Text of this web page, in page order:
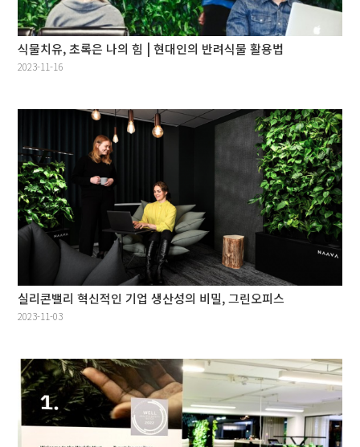
식물치유, 초록은 나의 힘 | 현대인의 반려식물 활용법
2023-11-16
실리콘밸리 혁신적인 기업 생산성의 비밀, 그린오피스
2023-11-03